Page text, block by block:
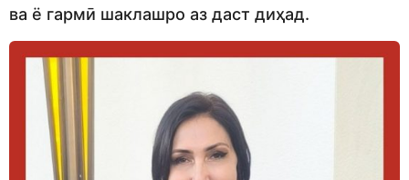
ва ё гармӣ шаклашро аз даст диҳад.